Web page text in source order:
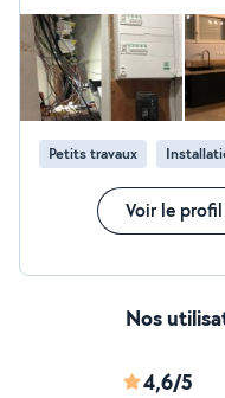
Petits travaux
Voir le profil
Nos
4,6/5